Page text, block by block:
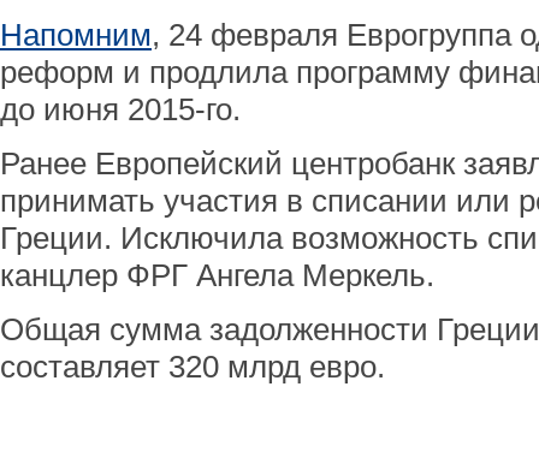
Напомним, 24 февраля Еврогруппа
реформ и продлила программу
до июня 2015-го.
Ранее Европейский центробанк
принимать участия в списании или
Греции. Исключила возможность
канцлер ФРГ Ангела Меркель.
Общая сумма задолженности
составляет 320 млрд евро.